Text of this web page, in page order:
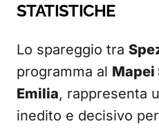
STATISTICHE
Lo spareggio tra
programma al Mapei
Emilia, rappresenta
inedito e decisivo